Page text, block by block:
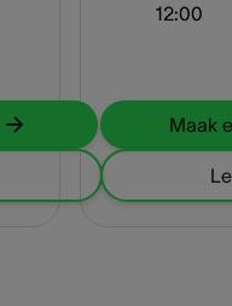
12:00
Maak